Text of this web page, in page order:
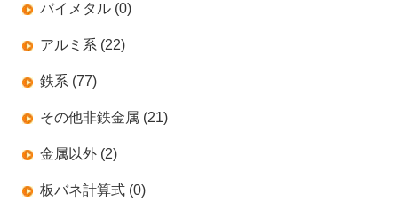
バイメタル (0)
アルミ系 (22)
鉄系 (77)
その他非鉄金属 (21)
金属以外 (2)
板バネ計算式 (0)